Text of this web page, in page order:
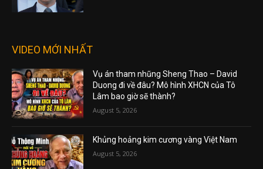
VIDEO MỚI NHẤT
Vụ án tham nhũng Sheng Thao – David
Duong đi về đâu? Mô hình XHCN của Tô
Lâm bao giờ sẽ thành?
August 5, 2026
Khủng hoảng kim cương vàng Việt Nam
August 5, 2026